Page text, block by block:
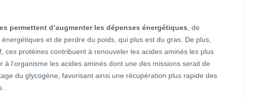
permettent d’augmenter les dépenses énergétiques , de
et de perdre du poids, qui plus est du gras. De plus,
ces protéines contribuent à renouveler les acides aminés les plus
à l’organisme les acides aminés dont une des missions serait de
du glycogène, favorisant ainsi une récupération plus rapide des